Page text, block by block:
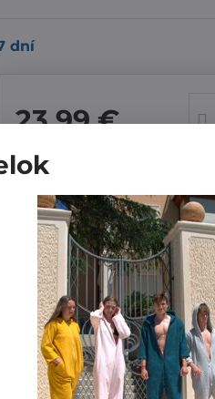
dní
23,99 €
Pridať k Obľúbeným
Výrobca:MiniPlanet
Nákup za:
60,99 € doručíme za
61 € doručíme za